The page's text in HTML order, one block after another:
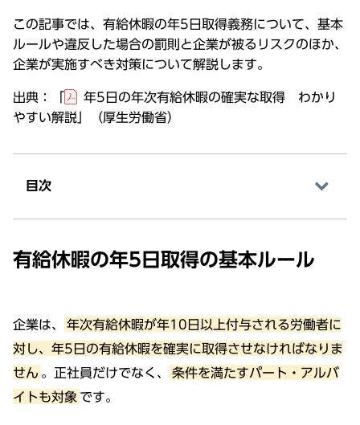
この記事では、有給休暇の年5日取得義務について、基本
ルールや違反した場合の罰則と企業が被るリスクのほか、
企業が実施すべき対策について解説します。
出典：「
年5日の年次有給休暇の確実な取得 わかり
やすい解説 」（厚生労働省）
目次
有給休暇の年5日取得の基本ルール
企業は、
年次有給休暇が年10日以上付与される労働者に
対し、年5日の有給休暇を確実に取得させなければなりま
せん 。正社員だけでなく、
条件を満たすパート・アルバ
イトも対象 です。